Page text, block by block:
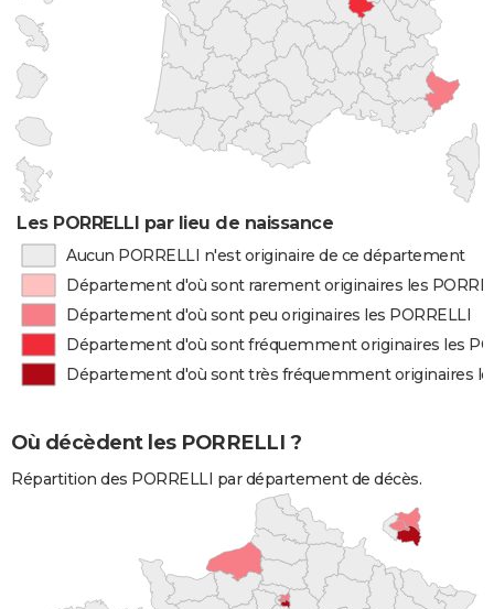
Les PORRELLI par lieu de naissance
Aucun PORRELLI n'est originaire de ce département
Département d'où sont rarement originaires les
Département d'où sont peu originaires les PORRELLI
Département d'où sont fréquemment originaires les
Département d'où sont très fréquemment originaires
Où décèdent les PORRELLI ?
Répartition des PORRELLI par département de décès.